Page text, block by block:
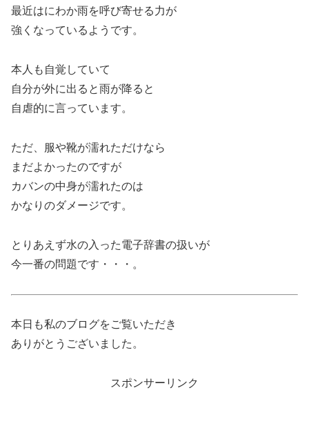
最近はにわか雨を呼び寄せる力が
強くなっているようです。
本人も自覚していて
自分が外に出ると雨が降ると
自虐的に言っています。
ただ、服や靴が濡れただけなら
まだよかったのですが
カバンの中身が濡れたのは
かなりのダメージです。
とりあえず水の入った電子辞書の扱いが
今一番の問題です・・・。
本日も私のブログをご覧いただき
ありがとうございました。
スポンサーリンク